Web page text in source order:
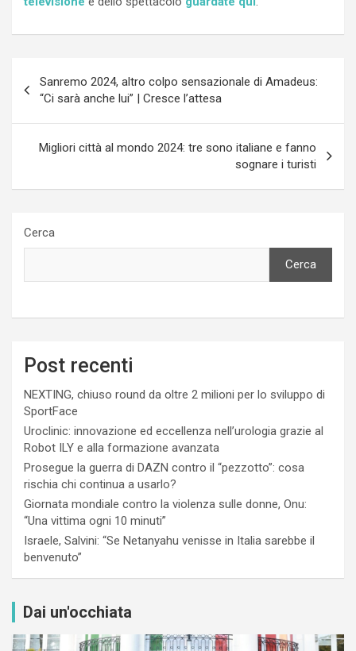
articoli
Sanremo 2024, altro colpo sensazionale di Amadeus:
“Ci sarà anche lui” | Cresce l’attesa
Migliori città al mondo 2024: tre sono italiane e fanno
sognare i turisti
Cerca
Cerca
Post recenti
NEXTING, chiuso round da oltre 2 milioni per lo sviluppo di
SportFace
Uroclinic: innovazione ed eccellenza nell’urologia grazie al
Robot ILY e alla formazione avanzata
Prosegue la guerra di DAZN contro il “pezzotto”: cosa
rischia chi continua a usarlo?
Giornata mondiale contro la violenza sulle donne, Onu:
“Una vittima ogni 10 minuti”
Israele, Salvini: “Se Netanyahu venisse in Italia sarebbe il
benvenuto”
Dai un'occhiata